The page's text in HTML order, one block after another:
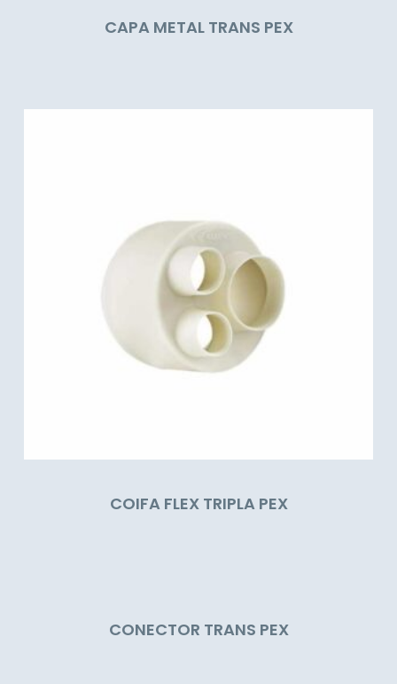
CAPA METAL TRANS PEX
COIFA FLEX TRIPLA PEX
CONECTOR TRANS PEX